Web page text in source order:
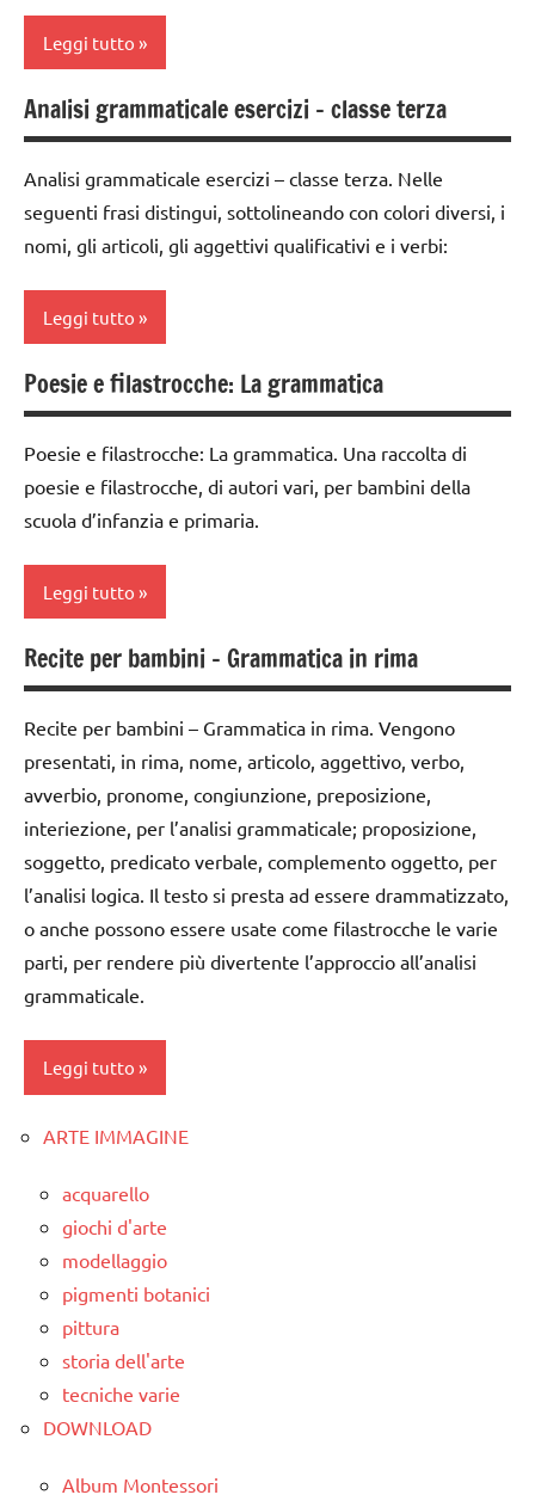
grammatica
GUIDA
MONTESSORI
LINGUAGGIO
MONTESSORI
didattico
Montessori
Montessori
TUTTI GLI
ARGOMENTI
TUTTI GLI
Leggi tutto
analisi
grammaticale
Montessori
classe
3a
classe
4a
5a
6
anni
grammatica
Waldorf
DIDATTICA
MONTESSORI
GUIDA
DIDATTICA
WALDORF
italiano
LINGUAGGIO
LINGUAGGIO
materiale
psicogrammatica
racconti
TUTTI GLI
ARGOMENTI
PER ETA'
TUTTI GLI
ARTICOLI
Analisi grammaticale esercizi – classe terza
Analisi grammaticale esercizi – classe terza. Nelle
seguenti frasi distingui, sottolineando con colori diversi, i
nomi, gli articoli, gli aggettivi qualificativi e i verbi:
Leggi tutto
classe
3a
DOWNLOAD
grammatica
LINGUAGGIO
materiale
didattico
TUTTI GLI
PER ETA'
TUTTI GLI
Poesie e filastrocche: La grammatica
Poesie e filastrocche: La grammatica. Una raccolta di
poesie e filastrocche, di autori vari, per bambini della
scuola d’infanzia e primaria.
Leggi tutto
classe
3a
classe
4a
5a
LINGUAGGIO
poesie /
grammatica
poesie e
TUTTI GLI
PER ETA'
ARTICOLI
Recite per bambini – Grammatica in rima
Recite per bambini – Grammatica in rima. Vengono
presentati, in rima, nome, articolo, aggettivo, verbo,
avverbio, pronome, congiunzione, preposizione,
interiezione, per l’analisi grammaticale; proposizione,
soggetto, predicato verbale, complemento oggetto, per
l’analisi logica. Il testo si presta ad essere drammatizzato,
o anche possono essere usate come filastrocche le varie
parti, per rendere più divertente l’approccio all’analisi
grammaticale.
Leggi tutto
classe
classe
LINGUAGGIO
poesie /
grammatica
poesie e
ARTE IMMAGINE
acquarello
giochi d'arte
modellaggio
pigmenti botanici
pittura
storia dell'arte
tecniche varie
DOWNLOAD
Album Montessori